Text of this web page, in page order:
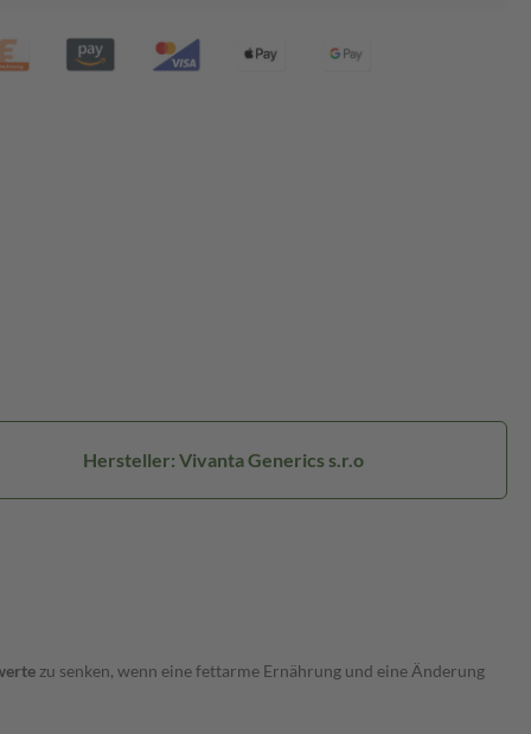
Hersteller: Vivanta Generics s.r.o
zu senken, wenn eine fettarme Ernährung und eine Änderung